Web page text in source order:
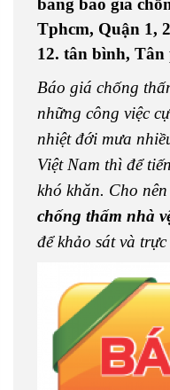
báng báo giá
Tphcm, Quận 1,
12. tân bình, Tân
Báo giá chống
những công việc
nhiệt đới mưa
Việt Nam thì để
khó khăn. Cho
chống thấm nhà
để khảo sát và